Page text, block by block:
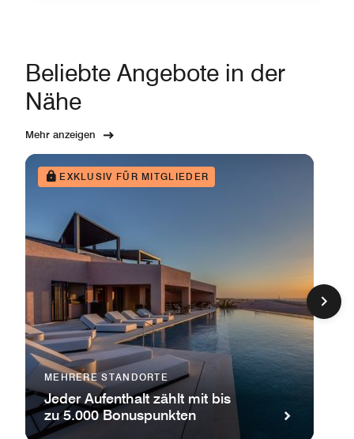
Beliebte Angebote in der
Nähe
Mehr anzeigen
EXKLUSIV FÜR MITGLIEDER
MEHRERE STANDORTE
Jeder Aufenthalt zählt mit bis
zu 5.000 Bonuspunkten